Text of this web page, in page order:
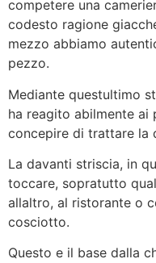
competere una
codesto ragione
mezzo abbiamo
pezzo.
Mediante questultimo
ha reagito abilmente ai
concepire di trattare la
La davanti striscia, in
toccare, sopratutto
allaltro, al ristorante o
cosciotto.
Questo e il base dalla